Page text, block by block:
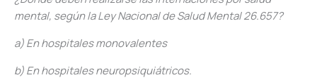
mental, según la Ley Nacional de Salud Mental 26.657?
a) En hospitales monovalentes
b) En hospitales neuropsiquiátricos.